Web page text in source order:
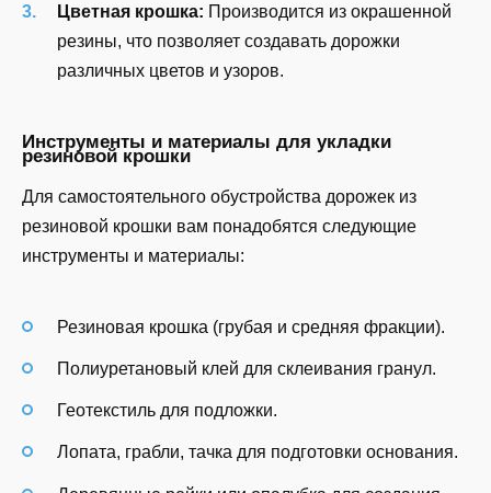
Цветная крошка: Производится из окрашенной
резины, что позволяет создавать дорожки
различных цветов и узоров.
Инструменты и материалы для укладки
резиновой крошки
Для самостоятельного обустройства дорожек из
резиновой крошки вам понадобятся следующие
инструменты и материалы:
Резиновая крошка (грубая и средняя фракции).
Полиуретановый клей для склеивания гранул.
Геотекстиль для подложки.
Лопата, грабли, тачка для подготовки основания.